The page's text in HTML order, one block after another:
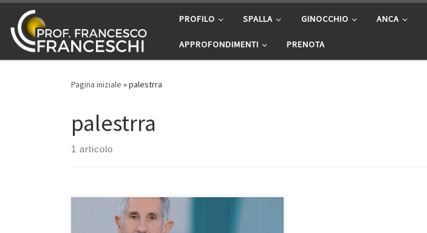
Passa al contenuto PROFILO SPALLA GINOCCHIO ANCA
APPROFONDIMENTI PRENOTA
Pagina iniziale »palestrra
palestrra
1 articolo